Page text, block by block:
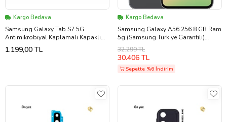
Kargo Bedava
Samsung Galaxy Tab S7 5G
Antimikrobiyal Kaplamalı Kapaklı
Kılıf Uzay Gri EF-BT630PJEGTR
1.199,00 TL
Kargo Bedava
Samsung Galaxy A56 256 8 GB Ram
5g (Samsung Türkiye Garantili)
(Siyah)
32.299 TL
30.406 TL
Sepette %6 İndirim